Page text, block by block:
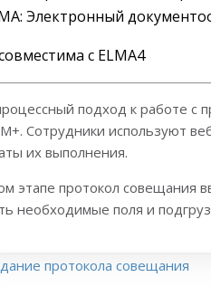
Электронный
с ELMA4
подход к работе с
Сотрудники используют
их выполнения.
этапе протокол совещания
необходимые поля и